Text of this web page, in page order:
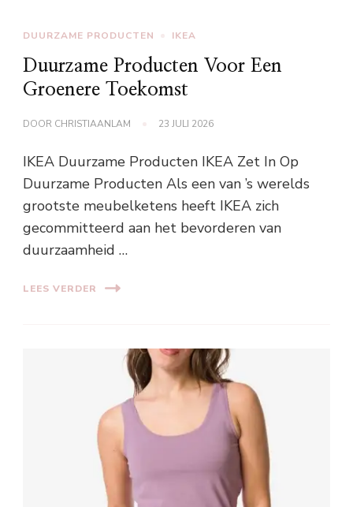
DUURZAME PRODUCTEN IKEA
Duurzame Producten Voor Een
Groenere Toekomst
DOOR CHRISTIAANLAM 23 JULI 2026
IKEA Duurzame Producten IKEA Zet In Op
Duurzame Producten Als een van ’s werelds
grootste meubelketens heeft IKEA zich
gecommitteerd aan het bevorderen van
duurzaamheid …
LEES VERDER